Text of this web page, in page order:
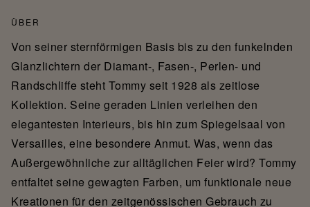
ÜBER
Von seiner sternförmigen Basis bis zu den funkelnden
Glanzlichtern der Diamant-, Fasen-, Perlen- und
Randschliffe steht Tommy seit 1928 als zeitlose
Kollektion. Seine geraden Linien verleihen den
elegantesten Interieurs, bis hin zum Spiegelsaal von
Versailles, eine besondere Anmut. Was, wenn das
Außergewöhnliche zur alltäglichen Feier wird? Tommy
entfaltet seine gewagten Farben, um funktionale neue
Kreationen für den zeitgenössischen Gebrauch zu